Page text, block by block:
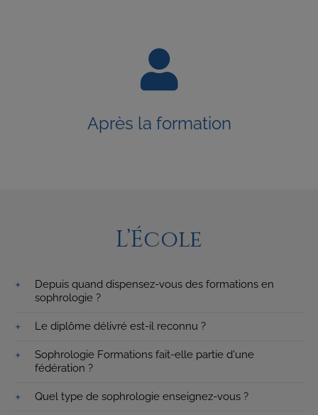
Après la formation
L’École
Depuis quand dispensez-vous des formations en
sophrologie ?
Le diplôme délivré est-il reconnu ?
Sophrologie Formations fait-elle partie d'une
fédération ?
Quel type de sophrologie enseignez-vous ?